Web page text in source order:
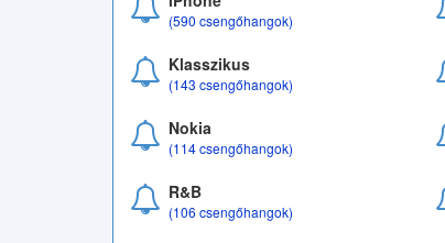
(590 csengőhangok)
Klasszikus
(143 csengőhangok)
Nokia
(114 csengőhangok)
R&B
(106 csengőhangok)